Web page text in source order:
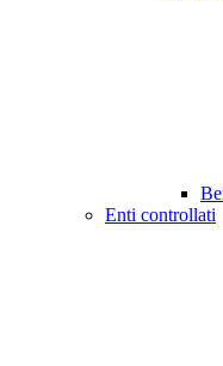
Enti controllati